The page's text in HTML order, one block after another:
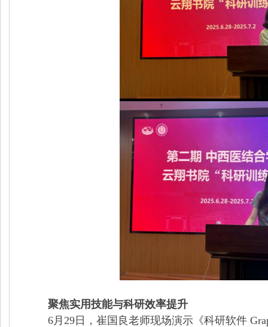
聚焦实用技能与科研效率提升
6月 29日，崔国良老师现场演示《科研软件